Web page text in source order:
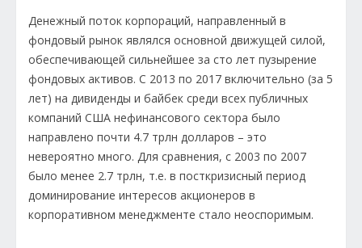
Денежный поток корпораций, направленный в
фондовый рынок являлся основной движущей силой,
обеспечивающей сильнейшее за сто лет пузырение
фондовых активов. С 2013 по 2017 включительно (за 5
лет) на дивиденды и байбек среди всех публичных
компаний США нефинансового сектора было
направлено почти 4.7 трлн долларов – это
невероятно много. Для сравнения, с 2003 по 2007
было менее 2.7 трлн, т.е. в посткризисный период
доминирование интересов акционеров в
корпоративном менеджменте стало неоспоримым.